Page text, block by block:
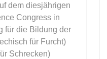
dem diesjährigen
Congress in
für die Bildung der
für Furcht)
Schrecken)